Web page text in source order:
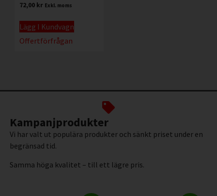
72,00 kr Exkl. moms
Lägg I Kundvagn
Offertförfrågan
Kampanjprodukter
Vi har valt ut populära produkter och sänkt priset under en
begränsad tid.
Samma höga kvalitet – till ett lägre pris.